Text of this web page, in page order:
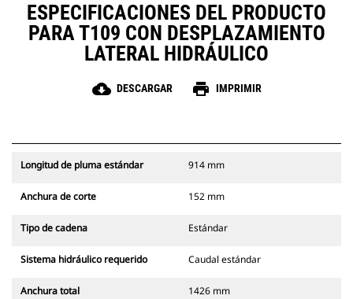
ESPECIFICACIONES DEL PRODUCTO
PARA T109 CON DESPLAZAMIENTO
LATERAL HIDRÁULICO
cloud_download DESCARGAR print IMPRIMIR
Longitud de pluma estándar 914 mm
Anchura de corte 152 mm
Tipo de cadena Estándar
Sistema hidráulico requerido Caudal estándar
Anchura total 1426 mm